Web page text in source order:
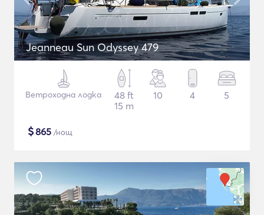
Jeanneau Sun Odyssey 479
Ветроходна лодка
48 ft
15 m
10 4 5
$865 /нощ